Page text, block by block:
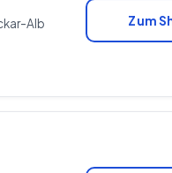
Alb
Zum